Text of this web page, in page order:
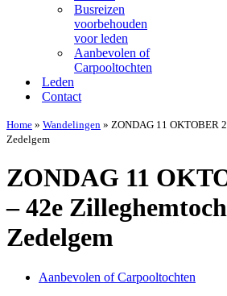
Busreizen
voorbehouden
voor leden
Aanbevolen of
Carpooltochten
Leden
Contact
Home » Wandelingen » ZONDAG 11 OKTOBER
Zedelgem
ZONDAG 11
– 42e
Zedelgem
Aanbevolen of Carpooltochten